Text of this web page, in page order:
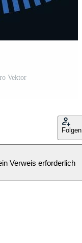
Vektor
Folgen
Verweis erforderlich